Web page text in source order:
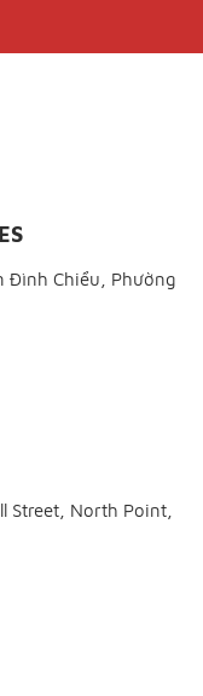
Đình Chiểu, Phường
Street, North Point,